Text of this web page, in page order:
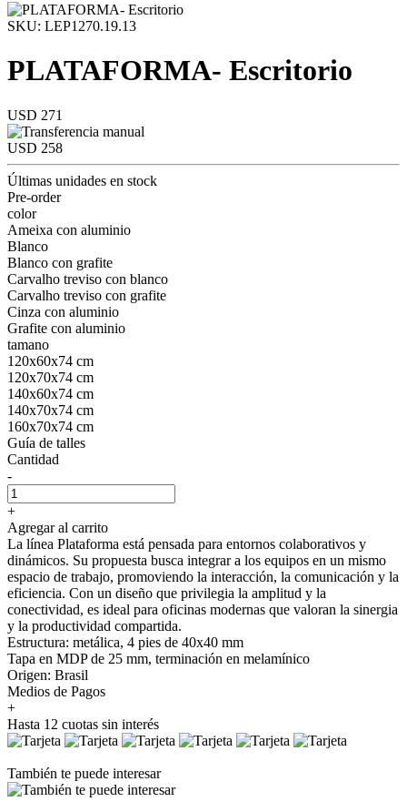
SKU: LEP1270.19.13
PLATAFORMA- Escritorio
USD 271
USD 258
Últimas unidades en stock
Pre-order
color
Ameixa con aluminio
Blanco
Blanco con grafite
Carvalho treviso con blanco
Carvalho treviso con grafite
Cinza con aluminio
Grafite con aluminio
tamano
120x60x74 cm
120x70x74 cm
140x60x74 cm
140x70x74 cm
160x70x74 cm
Guía de talles
Cantidad
-
+
Agregar al carrito
La línea Plataforma está pensada para entornos colaborativos y
dinámicos. Su propuesta busca integrar a los equipos en un mismo
espacio de trabajo, promoviendo la interacción, la comunicación y la
eficiencia. Con un diseño que privilegia la amplitud y la
conectividad, es ideal para oficinas modernas que valoran la sinergia
y la productividad compartida.
Estructura: metálica, 4 pies de 40x40 mm
Tapa en MDP de 25 mm, terminación en melamínico
Origen: Brasil
Medios de Pagos
+
Hasta 12 cuotas sin interés
También te puede interesar